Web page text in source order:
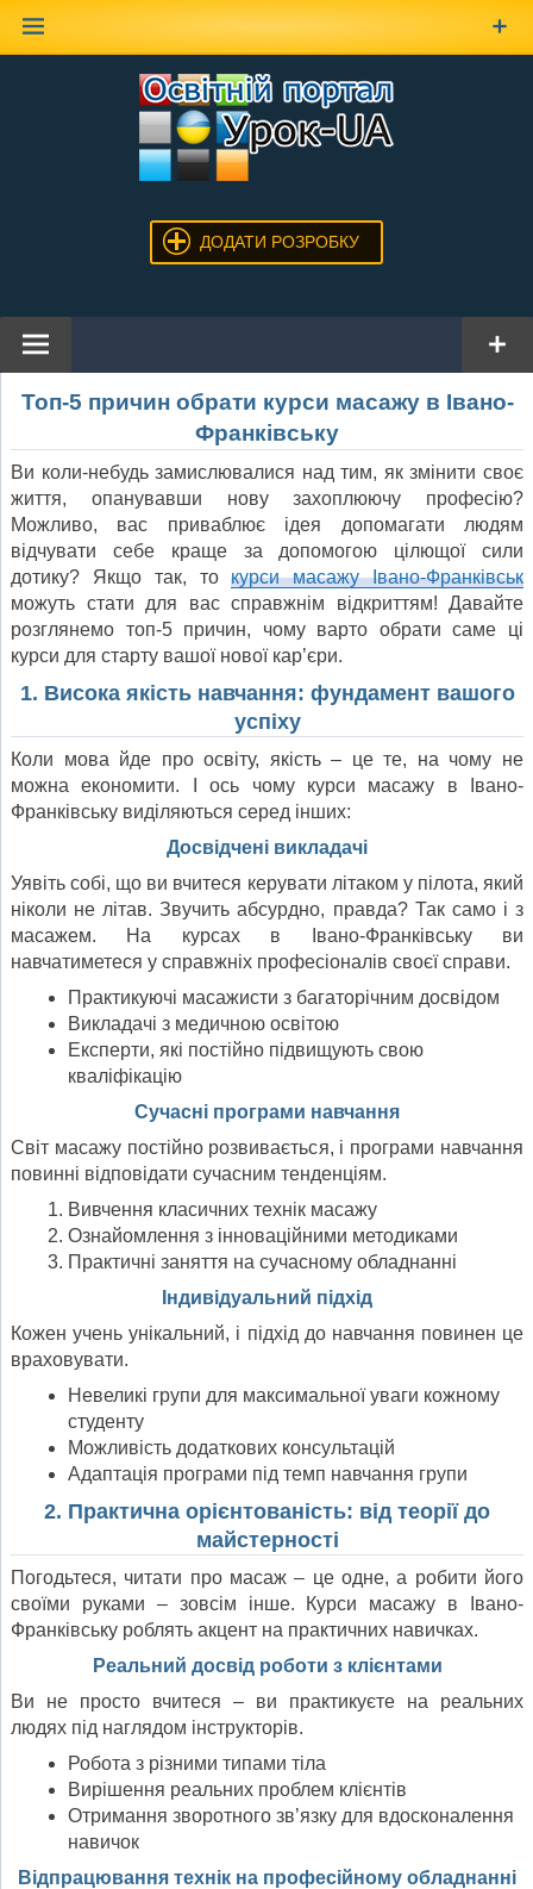
ДОДАТИ РОЗРОБКУ
Топ-5 причин обрати курси масажу в Івано-
Франківську
Ви коли-небудь замислювалися над тим, як змінити своє
життя, опанувавши нову захоплюючу професію?
Можливо, вас приваблює ідея допомагати людям
відчувати себе краще за допомогою цілющої сили
дотику? Якщо так, токурси масажу Івано-Франківськ
можуть стати для вас справжнім відкриттям! Давайте
розглянемо топ-5 причин, чому варто обрати саме ці
курси для старту вашої нової кар’єри.
1. Висока якість навчання: фундамент вашого
успіху
Коли мова йде про освіту, якість – це те, на чому не
можна економити. І ось чому курси масажу в Івано-
Франківську виділяються серед інших:
Досвідчені викладачі
Уявіть собі, що ви вчитеся керувати літаком у пілота, який
ніколи не літав. Звучить абсурдно, правда? Так само і з
масажем. На курсах в Івано-Франківську ви
навчатиметеся у справжніх професіоналів своєї справи.
Практикуючі масажисти з багаторічним досвідом
Викладачі з медичною освітою
Експерти, які постійно підвищують свою
кваліфікацію
Сучасні програми навчання
Світ масажу постійно розвивається, і програми навчання
повинні відповідати сучасним тенденціям.
Вивчення класичних технік масажу
Ознайомлення з інноваційними методиками
Практичні заняття на сучасному обладнанні
Індивідуальний підхід
Кожен учень унікальний, і підхід до навчання повинен це
враховувати.
Невеликі групи для максимальної уваги кожному
студенту
Можливість додаткових консультацій
Адаптація програми під темп навчання групи
2. Практична орієнтованість: від теорії до
майстерності
Погодьтеся, читати про масаж – це одне, а робити його
своїми руками – зовсім інше. Курси масажу в Івано-
Франківську роблять акцент на практичних навичках.
Реальний досвід роботи з клієнтами
Ви не просто вчитеся – ви практикуєте на реальних
людях під наглядом інструкторів.
Робота з різними типами тіла
Вирішення реальних проблем клієнтів
Отримання зворотного зв’язку для вдосконалення
навичок
Відпрацювання технік на професійному обладнанні